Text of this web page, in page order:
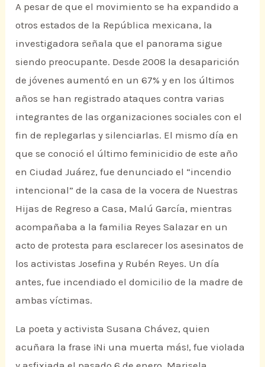
A pesar de que el movimiento se ha expandido a
otros estados de la República mexicana, la
investigadora señala que el panorama sigue
siendo preocupante. Desde 2008 la desaparición
de jóvenes aumentó en un 67% y en los últimos
años se han registrado ataques contra varias
integrantes de las organizaciones sociales con el
fin de replegarlas y silenciarlas. El mismo día en
que se conoció el último feminicidio de este año
en Ciudad Juárez, fue denunciado el “incendio
intencional” de la casa de la vocera de Nuestras
Hijas de Regreso a Casa, Malú García, mientras
acompañaba a la familia Reyes Salazar en un
acto de protesta para esclarecer los asesinatos de
los activistas Josefina y Rubén Reyes. Un día
antes, fue incendiado el domicilio de la madre de
ambas víctimas.
La poeta y activista Susana Chávez, quien
acuñara la frase ¡Ni una muerta más!, fue violada